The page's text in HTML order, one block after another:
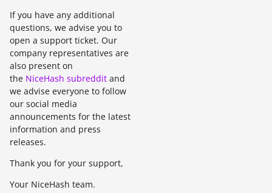
If you have any additional
questions, we advise you to
open a support ticket. Our
company representatives are
also present on
the NiceHash subreddit and
we advise everyone to follow
our social media
announcements for the latest
information and press
releases.
Thank you for your support,
Your NiceHash team.